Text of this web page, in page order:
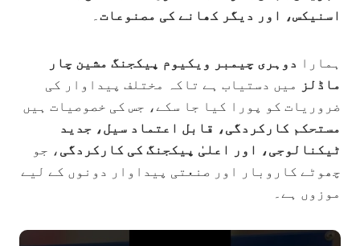
اسنیکس، اور دیگر کھانے کی مصنوعات۔
ہمارا دوہری چیمبر ویکیوم پیکجنگ مشین چار
ماڈلز میں دستیاب ہے تاکہ مختلف پیداوار کی
ضروریات کو پورا کیا جا سکے، جس کی خصوصیات ہیں
مستحکم کارکردگی، قابل اعتماد سیل، جدید
ٹیکنالوجی، اور اعلیٰ پیکجنگ کی کارکردگی ، جو
چھوٹے کاروبار اور صنعتی پیداوار دونوں کے لیے
موزوں ہے۔